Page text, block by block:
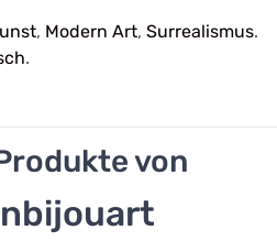
, Modern Art,Surrealismus.
.
von